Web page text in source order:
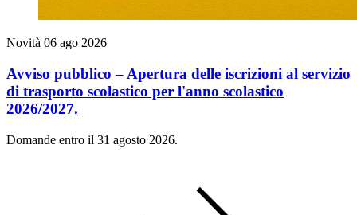
Novità 06 ago 2026
Avviso pubblico – Apertura delle iscrizioni al servizio
di trasporto scolastico per l'anno scolastico
2026/2027.
Domande entro il 31 agosto 2026.